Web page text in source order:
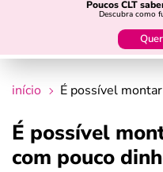
Poucos CLT
Descubra como
guia do trabalhador
crédito fácil
início É possível
É possível
com pouco